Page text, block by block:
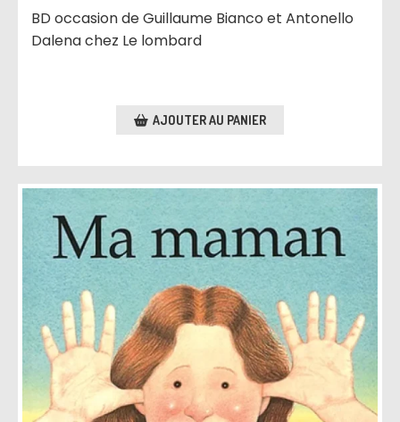
BD occasion de Guillaume Bianco et Antonello
Dalena chez Le lombard
AJOUTER AU PANIER